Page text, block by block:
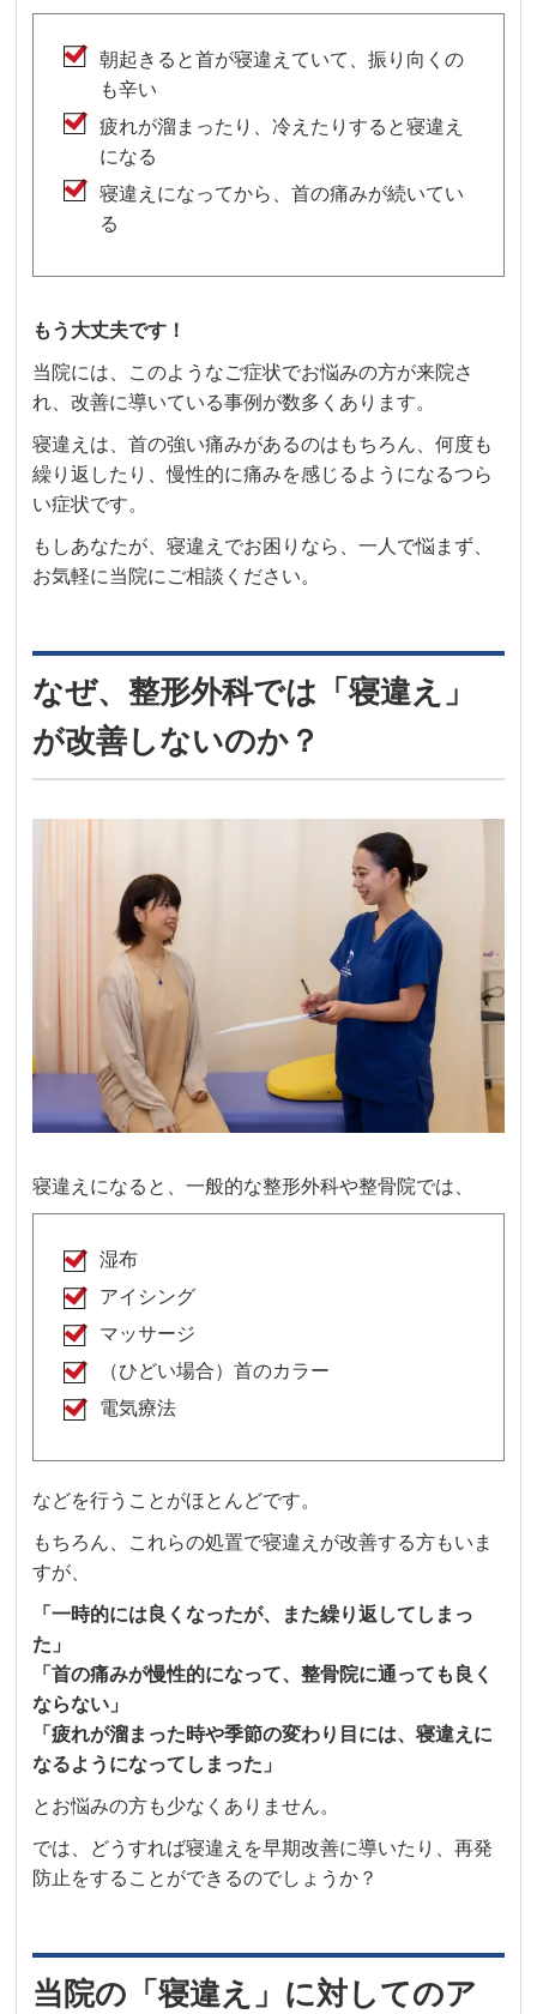
朝起きると首が寝違えていて、振り向くの
も辛い
疲れが溜まったり、冷えたりすると寝違え
になる
寝違えになってから、首の痛みが続いてい
る
もう大丈夫です！
当院には、このようなご症状でお悩みの方が来院さ
れ、改善に導いている事例が数多くあります。
寝違えは、首の強い痛みがあるのはもちろん、何度も
繰り返したり、慢性的に痛みを感じるようになるつら
い症状です。
もしあなたが、寝違えでお困りなら、一人で悩まず、
お気軽に当院にご相談ください。
なぜ、整形外科では「寝違え」
が改善しないのか？
寝違えになると、一般的な整形外科や整骨院では、
湿布
アイシング
マッサージ
（ひどい場合）首のカラー
電気療法
などを行うことがほとんどです。
もちろん、これらの処置で寝違えが改善する方もいま
すが、
「一時的には良くなったが、また繰り返してしまっ
た」
「首の痛みが慢性的になって、整骨院に通っても良く
ならない」
「疲れが溜まった時や季節の変わり目には、寝違えに
なるようになってしまった」
とお悩みの方も少なくありません。
では、どうすれば寝違えを早期改善に導いたり、再発
防止をすることができるのでしょうか？
当院の「寝違え」に対してのア